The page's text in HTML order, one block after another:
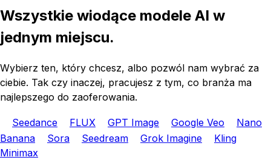
Wszystkie wiodące modele AI w
jednym miejscu.
Wybierz ten, który chcesz, albo pozwól nam wybrać za
ciebie. Tak czy inaczej, pracujesz z tym, co branża ma
najlepszego do zaoferowania.
Seedance FLUX GPT Image Google Veo
Nano
Banana
Sora Seedream Grok Imagine
Kling
Minimax